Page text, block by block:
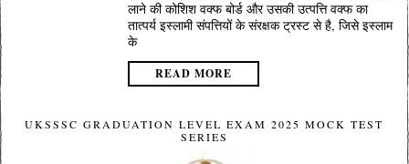
लाने की कोशिश वक्फ बोर्ड और उसकी उत्पत्ति वक्फ का
तात्पर्य इस्लामी संपत्तियों के संरक्षक ट्रस्ट से है, जिसे इस्लाम
के
READ MORE
UKSSSC GRADUATION LEVEL EXAM 2025 MOCK TEST
SERIES